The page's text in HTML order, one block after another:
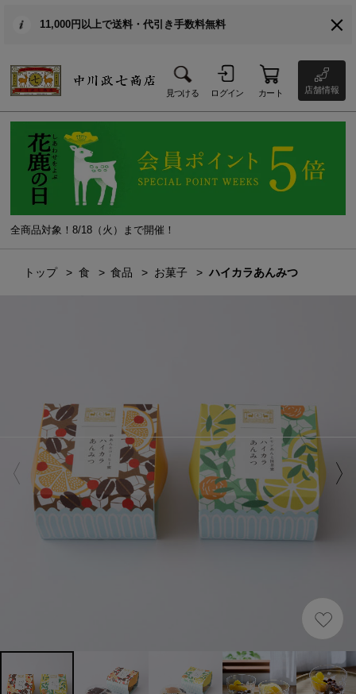
11,000円以上で送料・代引き手数料無料
見つける ログイン カート 店舗情報
全商品対象！8/18（火）まで開催！
トップ 食 食品 お菓子 ハイカラあんみつ